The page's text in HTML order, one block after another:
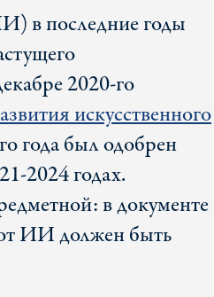
в последние годы
2020-го
искусственного
года был одобрен
2024 годах.
в документе
ИИ должен быть